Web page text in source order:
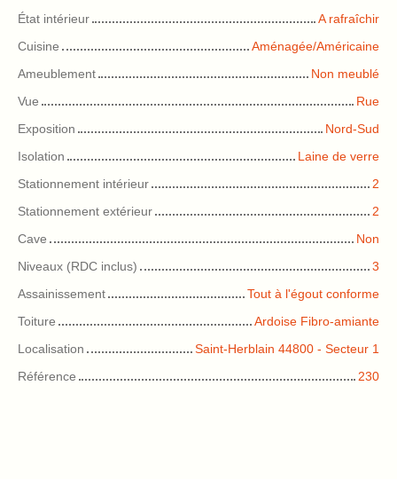
État intérieur
A rafraîchir
Cuisine
Aménagée/Américaine
Ameublement
Non meublé
Vue
Rue
Exposition
Nord-Sud
Isolation
Laine de verre
Stationnement intérieur
2
Stationnement extérieur
2
Cave
Non
Niveaux (RDC inclus)
3
Assainissement
Tout à l'égout conforme
Toiture
Ardoise Fibro-amiante
Localisation
Saint-Herblain 44800 - Secteur 1
Référence
230